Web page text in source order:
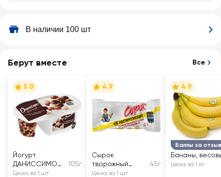
В наличии 100 шт
Берут вместе Все
5.0
Йогурт
ДАНИССИМО
Фантазия
105г
Цена за 1 шт
4.9
Сырок
творожный
глазированный
45г
Цена за 1 шт
Баллы за отзыв
4.9
Бананы,
Цена за 1 кг